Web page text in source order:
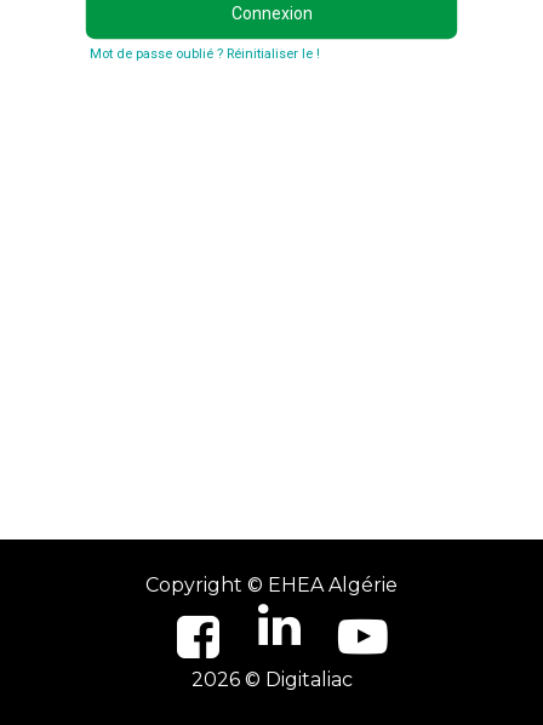
Connexion
Mot de passe oublié ? Réinitialiser le !
Copyright © EHEA Algérie
2026 © Digitaliac